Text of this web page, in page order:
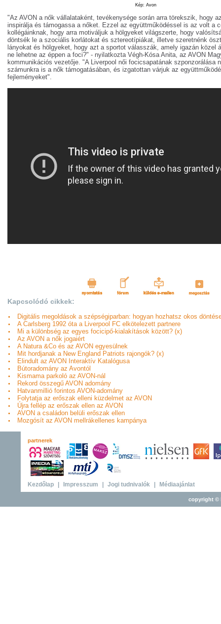
Kép: Avon
"Az AVON a nők vállalataként, tevékenysége során arra törekszik, hogy
inspirálja és támogassa a nőket. Ezzel az együttműködéssel is az volt a
kollégáinknak, hogy arra motiváljuk a hölgyeket világszerte, hogy
döntsék le a szociális korlátokat és sztereotípiákat, illetve szeretnénk
lányokat és hölgyeket, hogy azt a sportot válasszák, amely igazán közel
ne lehetne az éppen a foci?" - nyilatkozta Végh-Kósa Anita, az AVON
kommunikációs vezetője. "A Liverpool női focicsapatának szponzorálása
számunkra is a nők támogatásában, és izgatottan várjuk az
fejleményeket".
Kapcsolódó cikkek:
Digitális megoldások a szépségiparban: hogyan hozhatsz okos
A Carlsberg 1992 óta a Liverpool FC elkötelezett partnere
Mi a különbség az egyes focicipő-kialakítások között? (x)
Az AVON a nők jogaiért
A Natura &Co és az AVON egyesülnek
Mit hordjanak a New England Patriots rajongók? (x)
Elindult az AVON Interaktív Katalógusa
Bútoradomány az Avontól
Kismama parkoló az AVON-nál
Rekord összegű AVON adomány
Hatvanmillió forintos AVON-adomány
Folytatja az erőszak elleni küzdelmet az AVON
Újra fellép az erőszak ellen az AVON
AVON a családon belüli erőszak ellen
Mozgósít az AVON mellrákellenes kampánya
partnerek
Kezdőlap Impresszum Jogi tudnivalók Médiaajánlat
copyright ©